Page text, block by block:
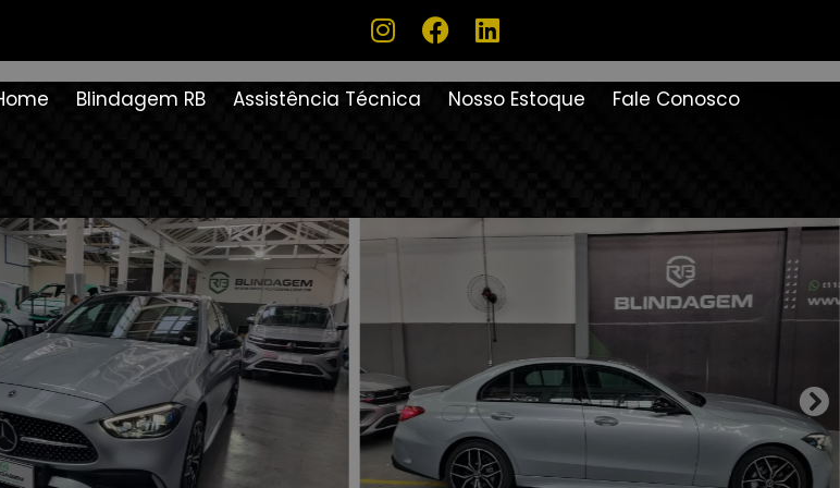
Blindagem RB Assistência Técnica Nosso Estoque Fale Conosco